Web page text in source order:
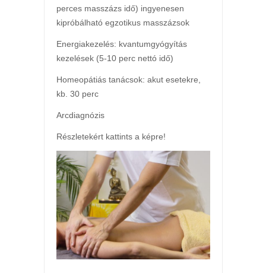
perces masszázs idő) ingyenesen
kipróbálható egzotikus masszázsok
Energiakezelés: kvantumgyógyítás
kezelések (5-10 perc nettó idő)
Homeopátiás tanácsok: akut esetekre,
kb. 30 perc
Arcdiagnózis
Részletekért kattints a képre!